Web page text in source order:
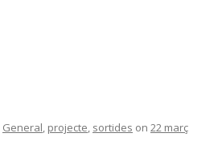
General, projecte, sortides on 22 març